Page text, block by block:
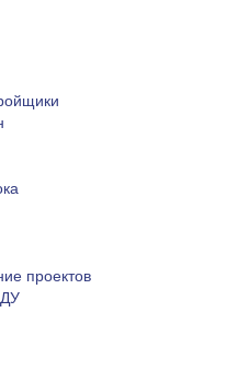
проектов